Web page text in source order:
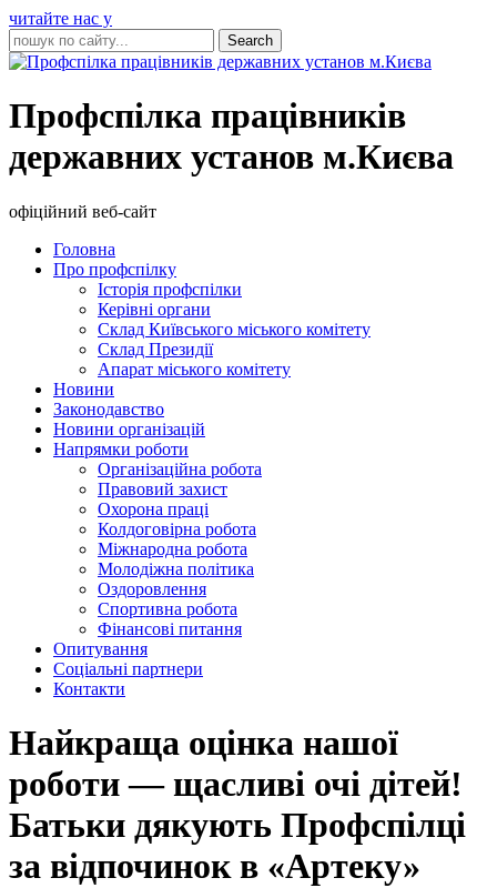
читайте нас у
Профспілка працівників
державних установ м.Києва
офіційний веб-сайт
Головна
Про профспілку
Історія профспілки
Керівні органи
Склад Київського міського комітету
Склад Президії
Апарат міського комітету
Новини
Законодавство
Новини організацій
Напрямки роботи
Організаційна робота
Правовий захист
Охорона праці
Колдоговірна робота
Міжнародна робота
Молодіжна політика
Оздоровлення
Спортивна робота
Фінансові питання
Опитування
Соціальні партнери
Контакти
Найкраща оцінка нашої
роботи — щасливі очі дітей!
Батьки дякують Профспілці
за відпочинок в «Артеку»